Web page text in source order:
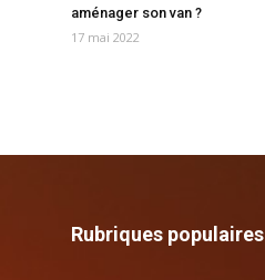
aménager son van ?
17 mai 2022
Rubriques populaires